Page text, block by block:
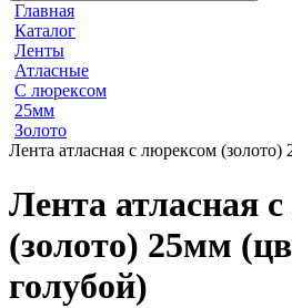
Главная
Каталог
Ленты
Атласные
С люрексом
25мм
Золото
Лента атласная с люрексом
Лента атласная
(золото) 25мм
голубой)